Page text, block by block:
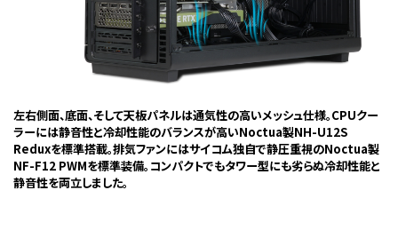
左右側面、底面、そして天板パネルは通気性の高いメッシュ仕様。CPUクー
ラーには静音性と冷却性能のバランスが高いNoctua製NH-U12S
Reduxを標準搭載。排気ファンにはサイコム独自で静圧重視のNoctua製
NF-F12 PWMを標準装備。コンパクトでもタワー型にも劣らぬ冷却性能と
静音性を両立しました。